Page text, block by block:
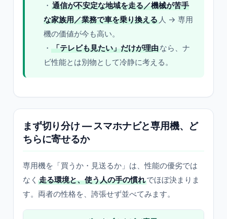
・ 通信が不安定な地域を走る／機械が苦手
な家族用／業務で車を乗り換える 人 → 専用
機の価値が今も高い。
・ 「テレビも見たい」だけが理由なら、ナ
ビ性能とは別物として冷静に考える。
まず切り分け — スマホナビと専用機、ど
ちらに寄せるか
専用機を「買うか・見送るか」は、性能の優劣では
なく 走る環境と、使う人の手の慣れでほぼ決まりま
す。両者の性格を、誇張せず並べてみます。